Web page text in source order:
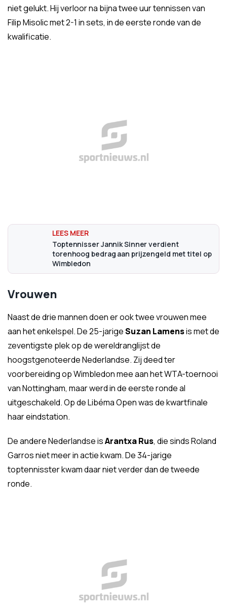
niet gelukt. Hij verloor na bijna twee uur tennissen van
Filip Misolic met 2-1 in sets, in de eerste ronde van de
kwalificatie.
Toptennisser Jannik Sinner verdient
torenhoog bedrag aan prijzengeld met titel op
Wimbledon
Vrouwen
Naast de drie mannen doen er ook twee vrouwen mee
aan het enkelspel. De 25-jarigeSuzan Lamensis met de
zeventigste plek op de wereldranglijst de
hoogstgenoteerde Nederlandse. Zij deed ter
voorbereiding op Wimbledon mee aan het WTA-toernooi
van Nottingham, maar werd in de eerste ronde al
uitgeschakeld. Op de Libéma Open was de kwartfinale
haar eindstation.
De andere Nederlandse isArantxa Rus, die sinds Roland
Garros niet meer in actie kwam. De 34-jarige
toptennisster kwam daar niet verder dan de tweede
ronde.